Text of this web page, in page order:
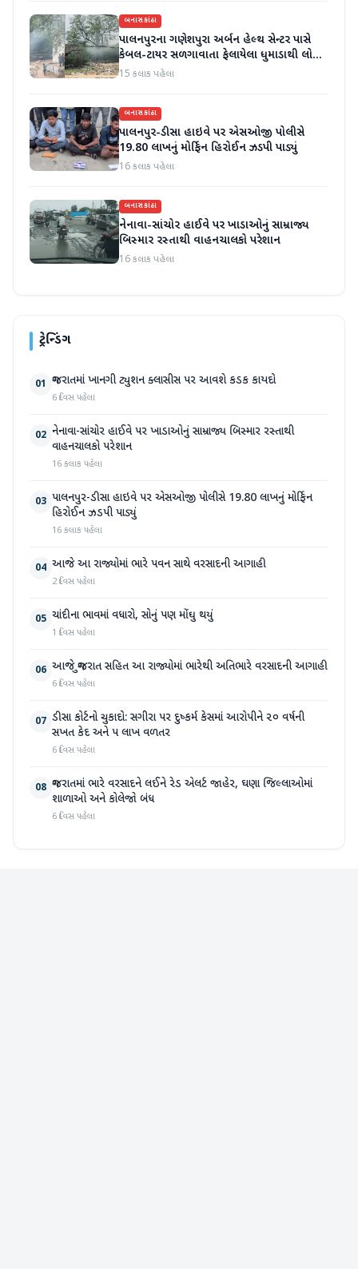
બનાસકાંઠા
પાલનપુરના ગણેશપુરા અર્બન હેલ્થ સેન્ટર પાસે
કેબલ-ટાયર સળગાવાતા ફેલાયેલા ધુમાડાથી લોકો
પરેશાન
15 કલાક પહેલા
બનાસકાંઠા
પાલનપુર-ડીસા હાઇવે પર એસઓજી પોલીસે
19.80 લાખનું મોર્ફિન હિરોઈન ઝડપી પાડ્યું
16 કલાક પહેલા
બનાસકાંઠા
નેનાવા-સાંચોર હાઈવે પર ખાડાઓનું સામ્રાજ્ય
બિસ્માર રસ્તાથી વાહનચાલકો પરેશાન
16 કલાક પહેલા
ટ્રેન્ડિંગ
01 ગુજરાતમાં ખાનગી ટ્યુશન ક્લાસીસ પર આવશે કડક કાયદો
6 દિવસ પહેલા
02 નેનાવા-સાંચોર હાઈવે પર ખાડાઓનું સામ્રાજ્ય બિસ્માર રસ્તાથી
વાહનચાલકો પરેશાન
16 કલાક પહેલા
03 પાલનપુર-ડીસા હાઇવે પર એસઓજી પોલીસે 19.80 લાખનું મોર્ફિન
હિરોઈન ઝડપી પાડ્યું
16 કલાક પહેલા
04 આજે આ રાજ્યોમાં ભારે પવન સાથે વરસાદની આગાહી
2 દિવસ પહેલા
05 ચાંદીના ભાવમાં વધારો, સોનું પણ મોંઘુ થયું
1 દિવસ પહેલા
06 આજે ગુજરાત સહિત આ રાજ્યોમાં ભારેથી અતિભારે વરસાદની આગાહી
6 દિવસ પહેલા
07 ડીસા કોર્ટનો ચુકાદો: સગીરા પર દુષ્કર્મ કેસમાં આરોપીને ૨૦ વર્ષની
સખત કેદ અને ૫ લાખ વળતર
6 દિવસ પહેલા
08 ગુજરાતમાં ભારે વરસાદને લઈને રેડ એલર્ટ જાહેર, ઘણા જિલ્લાઓમાં
શાળાઓ અને કોલેજો બંધ
6 દિવસ પહેલા